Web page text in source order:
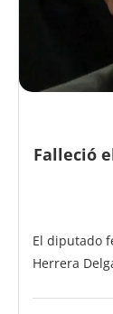
Falleció
El diputado
Herrera